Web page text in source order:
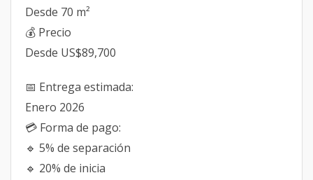
Desde 70 m²
💰 Precio
Desde US$89,700
📅 Entrega estimada:
Enero 2026
💳 Forma de pago:
🔹 5% de separación
🔹 20% de inicia